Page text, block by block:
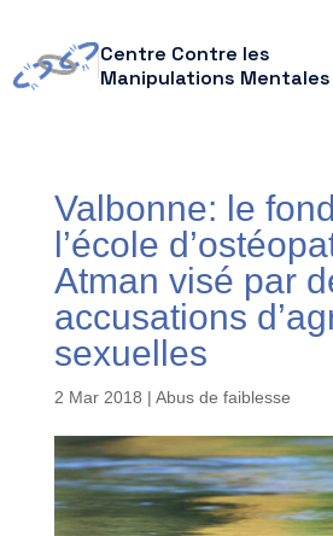
Centre Contre les
Manipulations Mentales
Valbonne: le
l’école
Atman visé par
accusations
sexuelles
2 Mar 2018 | Abus de faiblesse